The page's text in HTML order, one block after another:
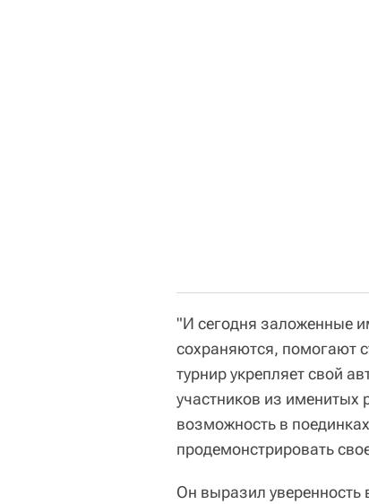
"И сегодня заложенные
сохраняются, помогают
турнир укрепляет свой
участников из именитых
возможность в
продемонстрировать
Он выразил уверенность